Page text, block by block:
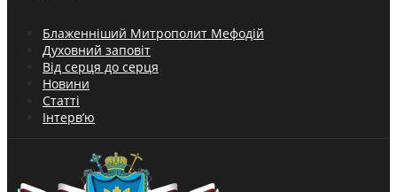
Блаженніший Митрополит Мефодій
Духовний заповіт
Від серця до серця
Новини
Статті
Інтерв’ю